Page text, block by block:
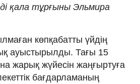
қала тұрғыны Эльмира
көпқабатты үйдің
ауыстырылды. Тағы 15
жарық жүйесін жаңғыртуға
бағдарламаның